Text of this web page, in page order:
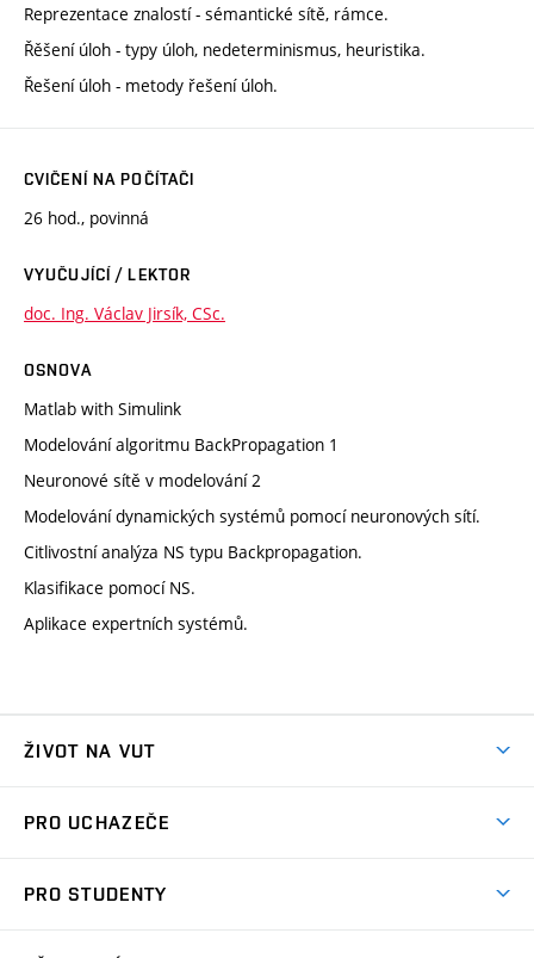
Reprezentace znalostí - sémantické sítě, rámce.
Řěšení úloh - typy úloh, nedeterminismus, heuristika.
Řešení úloh - metody řešení úloh.
CVIČENÍ NA POČÍTAČI
26 hod., povinná
VYUČUJÍCÍ / LEKTOR
doc. Ing. Václav Jirsík, CSc.
OSNOVA
Matlab with Simulink
Modelování algoritmu BackPropagation 1
Neuronové sítě v modelování 2
Modelování dynamických systémů pomocí neuronových sítí.
Citlivostní analýza NS typu Backpropagation.
Klasifikace pomocí NS.
Aplikace expertních systémů.
ŽIVOT NA VUT
Koleje
PRO UCHAZEČE
PRO STUDENTY